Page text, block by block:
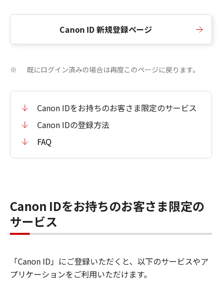
Canon ID 新規登録ページ
※ 既にログイン済みの場合は再度このページに戻ります。
Canon IDをお持ちのお客さま限定のサービス
Canon IDの登録方法
FAQ
Canon IDをお持ちのお客さま限定の
サービス
「Canon ID」にご登録いただくと、以下のサービスやア
プリケーションをご利用いただけます。